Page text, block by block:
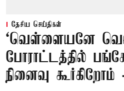
தேசிய செய்திகள்
‘வெள்ளையனே
போராட்டத்தில்
நினைவு கூர்கிறோம்